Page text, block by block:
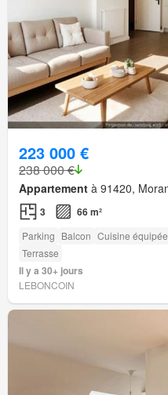
223 000 €
238 000 €
Appartement à 91420,
3 66 m²
Parking Balcon Cuisine équipée
Terrasse
Il y a 30+ jours
LEBONCOIN